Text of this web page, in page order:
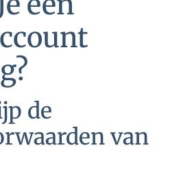
de
van